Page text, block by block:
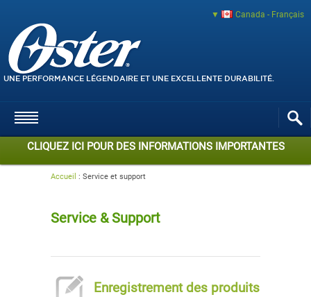
Canada - Français
UNE PERFORMANCE LÉGENDAIRE ET UNE EXCELLENTE DURABILITÉ.
CLIQUEZ ICI POUR DES INFORMATIONS IMPORTANTES
Accueil : Service et support
Service & Support
Enregistrement des produits